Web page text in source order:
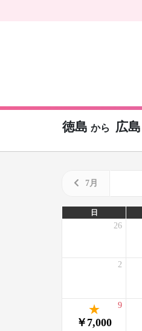
徳島 から 広島
7月
日
26
2
￥7,000
9